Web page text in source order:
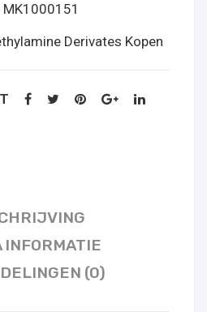
MK1000151
Derivates Kopen
INFORMATIE
(0)